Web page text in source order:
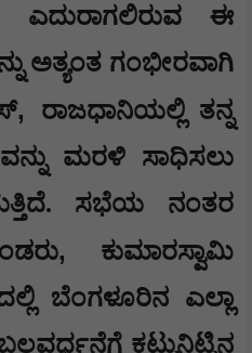
ಎದುರಾಗಲಿರುವ ಈ
ಅತ್ಯಂತ ಗಂಭೀರವಾಗಿ
, ರಾಜಧಾನಿಯಲ್ಲಿ ತನ್ನ
ಮರಳಿ ಸಾಧಿಸಲು
ಸಭೆಯ ನಂತರ
, ಕುಮಾರಸ್ವಾಮಿ
ಬೆಂಗಳೂರಿನ ಎಲ್ಲಾ
ಕಟ್ಟುನಿಟ್ಟಿನ